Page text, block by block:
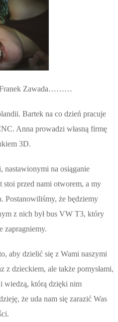
Franek Zawada………
Bartek na co dzień pracuje
Anna prowadzi własną firmę
3D.
nastawionymi na osiąganie
przed nami otworem, a my
Postanowiliśmy, że będziemy
z nich był bus VW T3, który
zapragniemy.
aby dzielić się z Wami naszymi
z dzieckiem, ale także pomysłami,
wiedzą, którą dzięki nim
że uda nam się zarazić Was